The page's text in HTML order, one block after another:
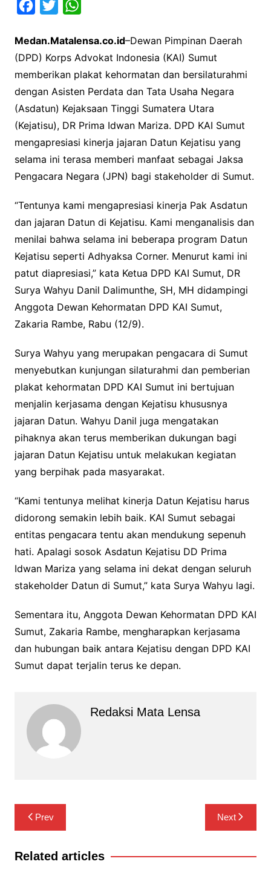
c
e
b
o
o
k
i
t
t
e
r
a
t
s
A
p
p
Medan.Matalensa.co.id–Dewan Pimpinan Daerah
(DPD) Korps Advokat Indonesia (KAI) Sumut
memberikan plakat kehormatan dan bersilaturahmi
dengan Asisten Perdata dan Tata Usaha Negara
(Asdatun) Kejaksaan Tinggi Sumatera Utara
(Kejatisu), DR Prima Idwan Mariza. DPD KAI Sumut
mengapresiasi kinerja jajaran Datun Kejatisu yang
selama ini terasa memberi manfaat sebagai Jaksa
Pengacara Negara (JPN) bagi stakeholder di Sumut.
“Tentunya kami mengapresiasi kinerja Pak Asdatun
dan jajaran Datun di Kejatisu. Kami menganalisis dan
menilai bahwa selama ini beberapa program Datun
Kejatisu seperti Adhyaksa Corner. Menurut kami ini
patut diapresiasi,” kata Ketua DPD KAI Sumut, DR
Surya Wahyu Danil Dalimunthe, SH, MH didampingi
Anggota Dewan Kehormatan DPD KAI Sumut,
Zakaria Rambe, Rabu (12/9).
Surya Wahyu yang merupakan pengacara di Sumut
menyebutkan kunjungan silaturahmi dan pemberian
plakat kehormatan DPD KAI Sumut ini bertujuan
menjalin kerjasama dengan Kejatisu khususnya
jajaran Datun. Wahyu Danil juga mengatakan
pihaknya akan terus memberikan dukungan bagi
jajaran Datun Kejatisu untuk melakukan kegiatan
yang berpihak pada masyarakat.
“Kami tentunya melihat kinerja Datun Kejatisu harus
didorong semakin lebih baik. KAI Sumut sebagai
entitas pengacara tentu akan mendukung sepenuh
hati. Apalagi sosok Asdatun Kejatisu DD Prima
Idwan Mariza yang selama ini dekat dengan seluruh
stakeholder Datun di Sumut,” kata Surya Wahyu lagi.
Sementara itu, Anggota Dewan Kehormatan DPD KAI
Sumut, Zakaria Rambe, mengharapkan kerjasama
dan hubungan baik antara Kejatisu dengan DPD KAI
Sumut dapat terjalin terus ke depan.
Redaksi Mata Lensa
Navigasi
pos
Prev Next
Related articles